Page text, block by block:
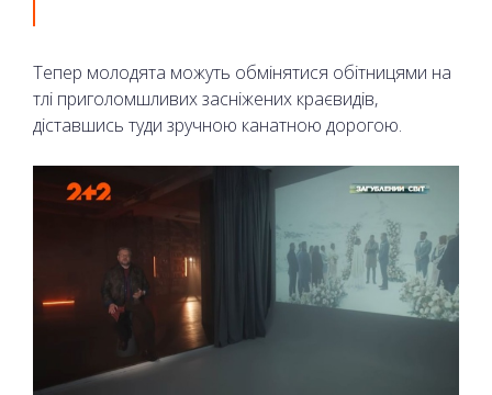
Тепер молодята можуть обмінятися обітницями на
тлі приголомшливих засніжених краєвидів,
діставшись туди зручною канатною дорогою.